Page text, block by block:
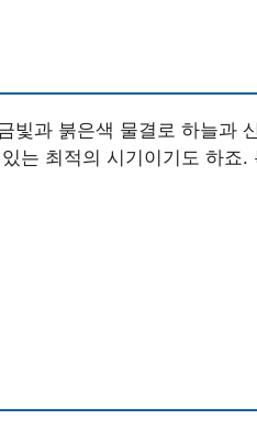
빛과 붉은색 물결로 하늘과
는 최적의 시기이기도 하죠